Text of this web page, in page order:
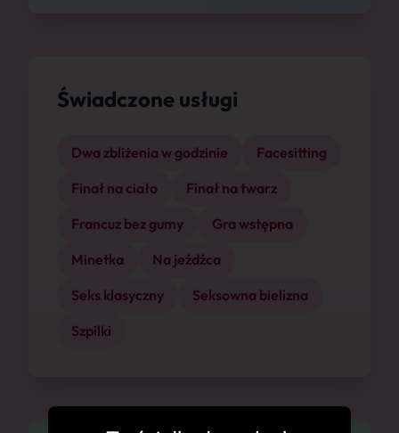
Świadczone usługi
Dwa zbliżenia w godzinie
Facesitting
Finał na ciało
Finał na twarz
Francuz bez gumy
Gra wstępna
Minetka
Na jeźdźca
Seks klasyczny
Seksowna bielizna
Szpilki